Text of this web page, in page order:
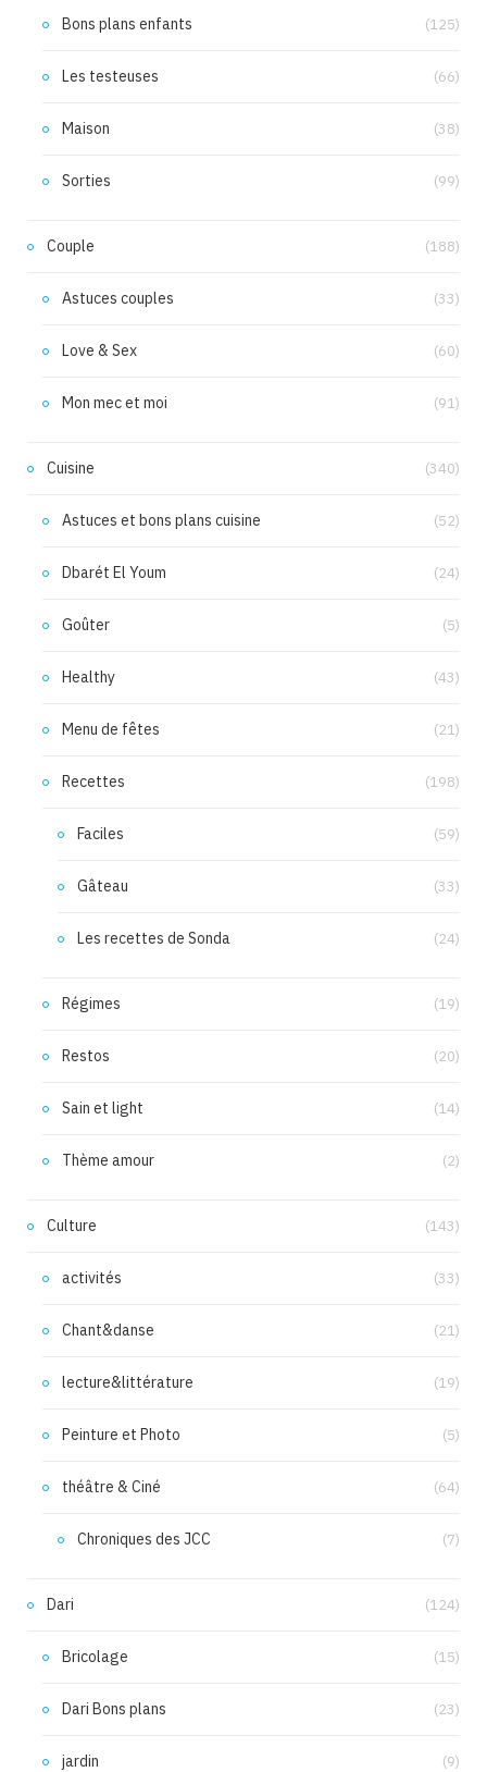
Bons plans enfants (125)
Les testeuses (66)
Maison (38)
Sorties (99)
Couple (188)
Astuces couples (33)
Love & Sex (60)
Mon mec et moi (91)
Cuisine (340)
Astuces et bons plans cuisine (52)
Dbarét El Youm (24)
Goûter (5)
Healthy (43)
Menu de fêtes (21)
Recettes (198)
Faciles (59)
Gâteau (33)
Les recettes de Sonda (24)
Régimes (19)
Restos (20)
Sain et light (14)
Thème amour (2)
Culture (143)
activités (33)
Chant&danse (21)
lecture&littérature (19)
Peinture et Photo (5)
théâtre & Ciné (64)
Chroniques des JCC (7)
Dari (124)
Bricolage (15)
Dari Bons plans (23)
jardin (9)